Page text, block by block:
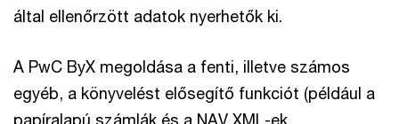
által ellenőrzött adatok nyerhetők ki.
A PwC ByX megoldása a fenti, illetve számos
egyéb, a könyvelést elősegítő funkciót (például a
papíralapú számlák és a NAV XML-ek